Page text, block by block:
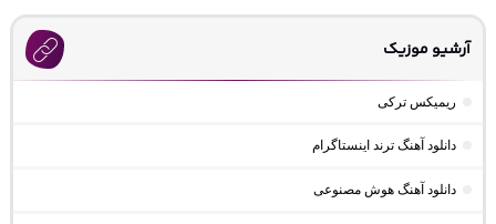
آرشیو موزیک
ریمیکس ترکی
دانلود آهنگ ترند اینستاگرام
دانلود آهنگ هوش مصنوعی